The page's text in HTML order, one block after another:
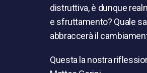
distruttiva, è dunque
e sfruttamento? Quale
abbraccerà il
Questa la nostra